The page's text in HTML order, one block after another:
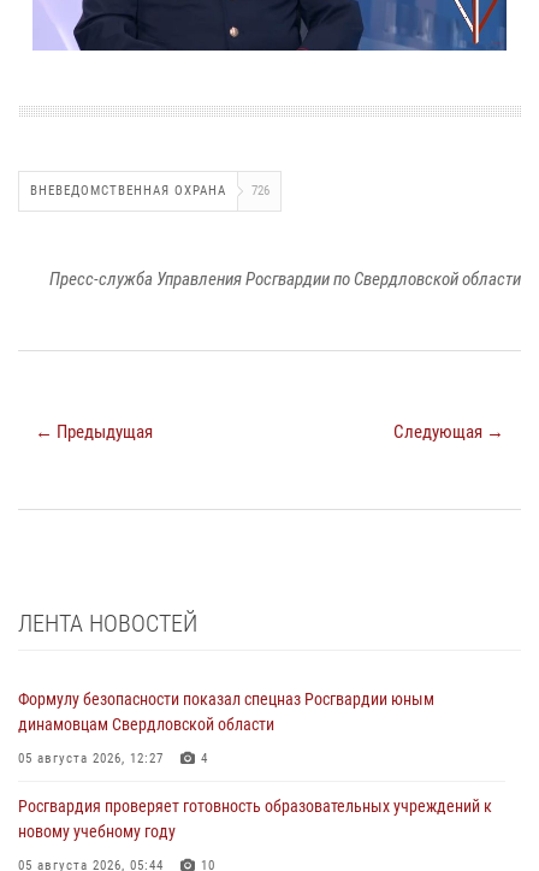
ВНЕВЕДОМСТВЕННАЯ ОХРАНА 726
Пресс-служба Управления Росгвардии по Свердловской области
← Предыдущая Следующая →
ЛЕНТА НОВОСТЕЙ
Формулу безопасности показал спецназ Росгвардии юным
динамовцам Свердловской области
05 августа 2026, 12:27 4
Росгвардия проверяет готовность образовательных учреждений к
новому учебному году
05 августа 2026, 05:44 10